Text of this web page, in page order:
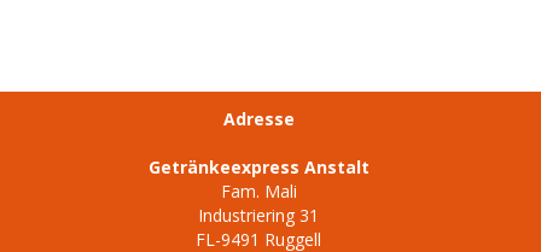
Adresse
Getränkeexpress Anstalt
Fam. Mali
Industriering 31
FL-9491 Ruggell